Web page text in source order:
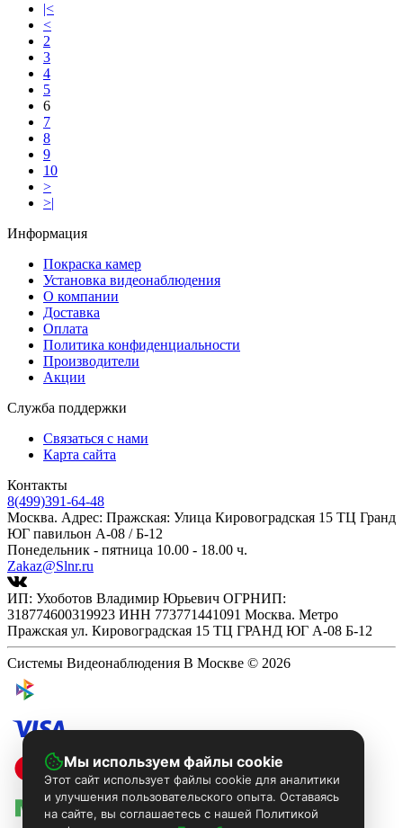
|<
<
2
3
4
5
6
7
8
9
10
>
>|
Информация
Покраска камер
Установка видеонаблюдения
О компании
Доставка
Оплата
Политика конфиденциальности
Производители
Акции
Служба поддержки
Связаться с нами
Карта сайта
Контакты
8(499)391-64-48
Москва. Адрес: Пражская: Улица Кировоградская 15 ТЦ Гранд
ЮГ павильон А-08 / Б-12
Понедельник - пятница 10.00 - 18.00 ч.
Zakaz@Slnr.ru
ИП: Ухоботов Владимир Юрьевич ОГРНИП:
318774600319923 ИНН 773771441091 Москва. Метро
Пражская ул. Кировоградская 15 ТЦ ГРАНД ЮГ А-08 Б-12
Системы Видеонаблюдения В Москве © 2026
Мы используем файлы cookie
Этот сайт использует файлы cookie для аналитики
и улучшения пользовательского опыта. Оставаясь
на сайте, вы соглашаетесь с нашей Политикой